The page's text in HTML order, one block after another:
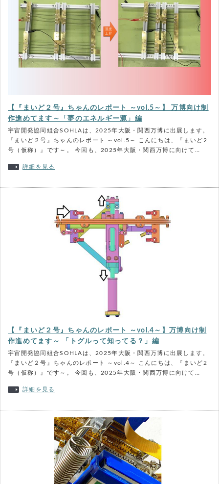
【『まいど２号』ちゃんのレポート ～vol.5～】 万博向け制
作進めてます～「夢のエネルギー源」編
宇宙開発協同組合SOHLAは、2025年大阪・関西万博に出展します。
『まいど２号』ちゃんのレポート ～vol.5～ こんにちは、『まいど2
号（仮称）』です～。 今回も、2025年大阪・関西万博に向けて…
詳細を見る
【『まいど２号』ちゃんのレポート ～vol.4～】万博向け制
作進めてます～ 「トグルって知ってる？」編
宇宙開発協同組合SOHLAは、2025年大阪・関西万博に出展します。
『まいど２号』ちゃんのレポート ～vol.4～ こんにちは、『まいど2
号（仮称）』です～。 今回も、2025年大阪・関西万博に向けて…
詳細を見る